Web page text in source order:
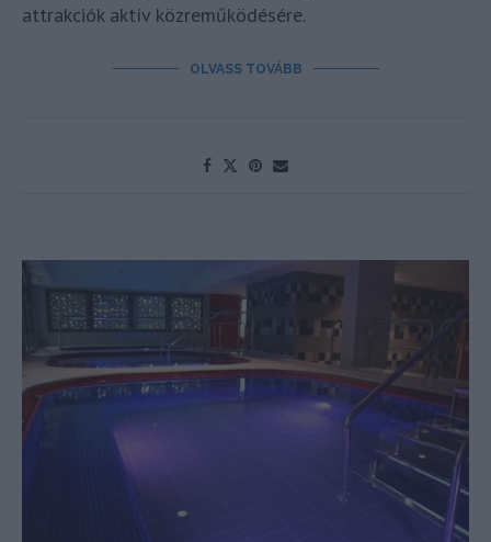
attrakciók aktív közreműködésére.
OLVASS TOVÁBB